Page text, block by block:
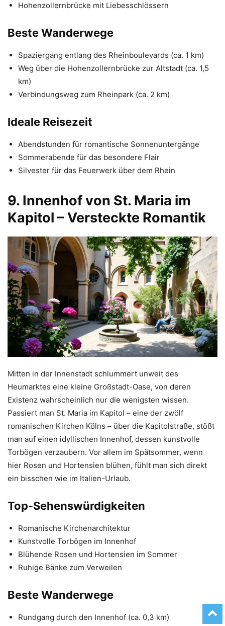
Hohenzollernbrücke mit Liebesschlössern
Beste Wanderwege
Spaziergang entlang des Rheinboulevards (ca. 1 km)
Weg über die Hohenzollernbrücke zur Altstadt (ca. 1,5
km)
Verbindungsweg zum Rheinpark (ca. 2 km)
Ideale Reisezeit
Abendstunden für romantische Sonnenuntergänge
Sommerabende für das besondere Flair
Silvester für das Feuerwerk über dem Rhein
9. Innenhof von St. Maria im
Kapitol – Versteckte Romantik
Mitten in der Innenstadt schlummert unweit des
Heumarktes eine kleine Großstadt-Oase, von deren
Existenz wahrscheinlich nur die wenigsten wissen.
Passiert man St. Maria im Kapitol – eine der zwölf
romanischen Kirchen Kölns – über die Kapitolstraße, stößt
man auf einen idyllischen Innenhof, dessen kunstvolle
Torbögen verzaubern. Vor allem im Spätsommer, wenn
hier Rosen und Hortensien blühen, fühlt man sich direkt
ein bisschen wie im Italien-Urlaub.
Top-Sehenswürdigkeiten
Romanische Kirchenarchitektur
Kunstvolle Torbögen im Innenhof
Blühende Rosen und Hortensien im Sommer
Ruhige Bänke zum Verweilen
Beste Wanderwege
Rundgang durch den Innenhof (ca. 0,3 km)